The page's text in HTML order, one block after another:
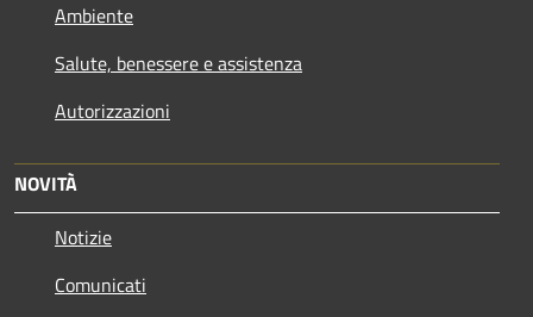
Ambiente
Salute, benessere e assistenza
Autorizzazioni
NOVITÀ
Notizie
Comunicati